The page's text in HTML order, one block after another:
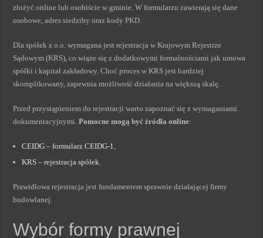
złożyć online lub osobiście w gminie. W formularzu zawierają się dane
osobowe, adres siedziby oraz kody PKD.
Dla spółek z o.o. wymagana jest rejestracja w Krajowym Rejestrze
Sądowym (KRS), co wiąże się z dodatkowymi formalnościami jak umowa
spółki i kapitał zakładowy. Choć proces w KRS jest bardziej
skomplikowany, zapewnia możliwość działania na większą skalę.
Przed przystąpieniem do rejestracji warto zapoznać się z wymaganiami
dokumentacyjnymi.Pomocne mogą być źródła online:
CEIDG – formularz CEIDG-1,
KRS – rejestracja spółek.
Prawidłowa rejestracja jest fundamentem sprawnie działającej firmy
budowlanej.
Wybór formy prawnej